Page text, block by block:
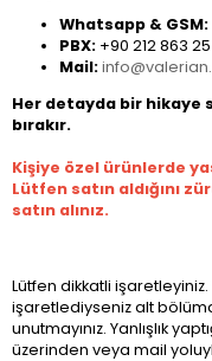
Whatsapp & GSM:
PBX: +90 212 863
Mail:
Her detayda bir hikaye
bırakır.
Kişiye özel ürünlerde
Lütfen satın aldığını
satın alınız.
Lütfen dikkatli
işaretlediyseniz alt
unutmayınız. Yanlışlık
üzerinden veya mail